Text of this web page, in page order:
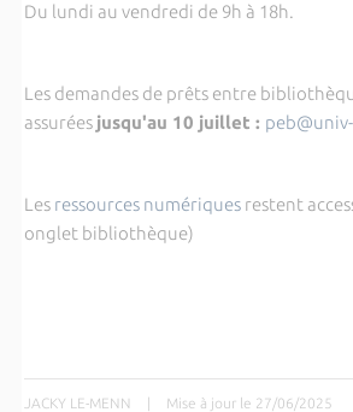
Du lundi au vendredi de 9h à 18h.
Les demandes de prêts entre
assurées jusqu'au 10 juillet :
Les ressources numériques restent
onglet bibliothèque)
JACKY LE-MENN | Mise à jour le 27/06/2025